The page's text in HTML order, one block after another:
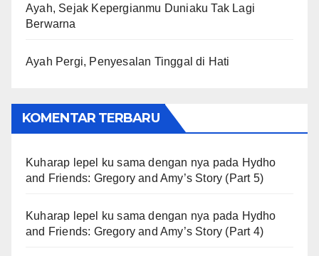
Ayah, Sejak Kepergianmu Duniaku Tak Lagi
Berwarna
Ayah Pergi, Penyesalan Tinggal di Hati
KOMENTAR TERBARU
Kuharap lepel ku sama dengan nya pada Hydho
and Friends: Gregory and Amy’s Story (Part 5)
Kuharap lepel ku sama dengan nya pada Hydho
and Friends: Gregory and Amy’s Story (Part 4)